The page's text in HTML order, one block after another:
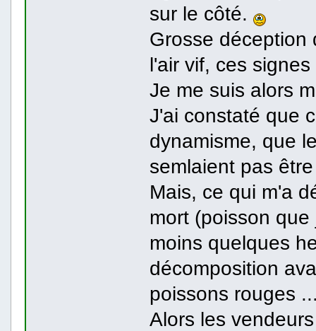
sur le côté.
Grosse déception
l'air vif, ces
Je me suis alors
J'ai constaté que
dynamisme, que
semlaient pas
Mais, ce qui m'a
mort (poisson
moins quelques
décomposition
poissons rouges
Alors les